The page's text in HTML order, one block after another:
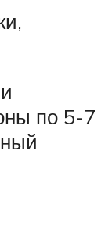
по 5-7